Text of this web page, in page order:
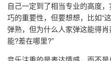
自己一定到了相当专业的高度
巧的重要性，但要想想，比如“
弹熟，但为什么人家弹这能得
能?差在哪里?”